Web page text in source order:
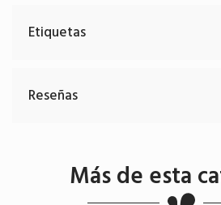
Etiquetas
Reseñas
Más de esta